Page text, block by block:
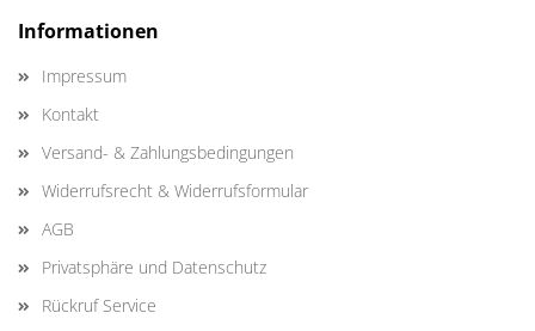
Informationen
Impressum
Kontakt
Versand- & Zahlungsbedingungen
Widerrufsrecht & Widerrufsformular
AGB
Privatsphäre und Datenschutz
Rückruf Service